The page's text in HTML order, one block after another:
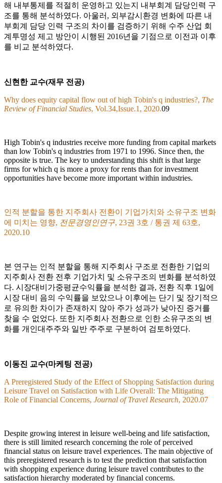
해 내부통제를 적절히 운영하고 있는지 내부회계 담당인력 구
조를 통해 분석하였다. 아울러, 외부감시환경 변화에 따른 내
부회계 담당 인력 구조의 차이를 검증하기 위해 수주 산업 회
계투명성 제고 방안이 시행된 2016년을 기점으로 이전과 이후
를 비교 분석하였다.
신현한 교수(재무 전공)
Why does equity capital flow out of high Tobin's q industries?, The
Review of Financial Studies, Vol.34,Issue.1, 2020.09
High Tobin's q industries receive more funding from capital markets
than low Tobin's q industries from 1971 to 1996. Since then, the
opposite is true. The key to understanding this shift is that large
firms for which q is more a proxy for rents than for investment
opportunities have become more important within industries.
인적 분할을 통한 지주회사 전환이 기업가치와 소유구조 변화
에 미치는 영향, 전문경영인연구, 23권 3호 / 통권 제 63호,
2020.10
본 연구는 인적 분할을 통해 지주회사 구조로 전환한 기업의
지주회사 전환 전후 기업가치 및 소유구조의 변화를 분석하였
다. 시장대비가중평균수익률을 분석한 결과, 전환 직후 1일에
시장 대비 음의 수익률을 보았으나 이후에는 단기 및 장기적으
로 유의한 차이가 존재하지 않아 주가 성과가 낮아진 증거를
찾을 수 없었다. 또한 지주회사 전환으로 인한 소유구조의 변
화를 개인대주주와 일반 주주로 구분하여 검토하였다.
이동진 교수(마케팅 전공)
A Preregistered Study of the Effect of Shopping Satisfaction during
Leisure Travel on Satisfaction with Life Overall: The Mitigating
Role of Financial Concerns, Journal of Travel Research, 2020.07
Despite growing interest in leisure well-being and life satisfaction,
there is still limited research concerning the role of perceived
financial status on leisure travel experiences. The main objective of
this preregistered research is to test the prediction that satisfaction
with shopping experience during leisure travel contributes to the
satisfaction hierarchy moderated by financial concerns.